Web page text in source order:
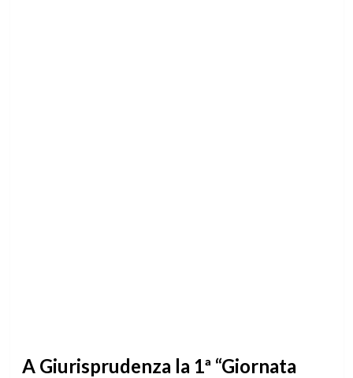
A Giurisprudenza la 1ª “Giornata